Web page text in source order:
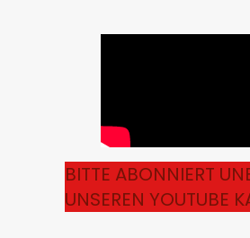
BITTE ABONNIERT
UNSEREN YOUTUBE